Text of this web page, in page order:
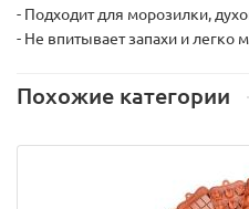
- Подходит для морозилки,
- Не впитывает запахи и легко
Похожие категории